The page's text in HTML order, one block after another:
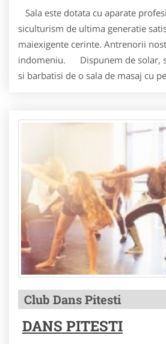
Sala este dotata cu aparate
siculturism de ultima generatie
maiexigente cerinte. Antrenorii
indomeniu. Dispunem de solar,
si barbatisi de o sala de masaj cu
Club Dans Pitesti
DANS PITESTI